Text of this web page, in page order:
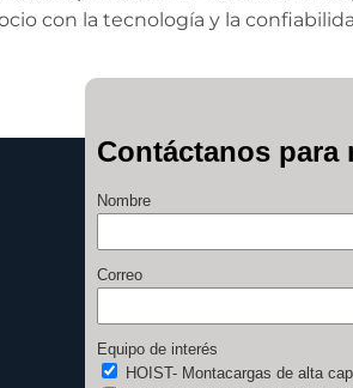
con la tecnología y la